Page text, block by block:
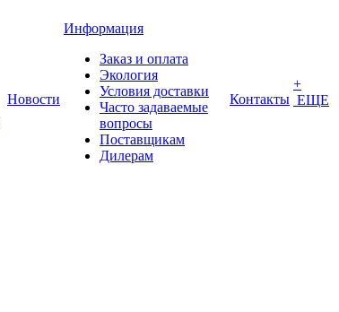
Новости
Информация
Заказ и оплата
Экология
Условия доставки
Часто задаваемые
вопросы
Поставщикам
Дилерам
Контакты
+
ЕЩЕ